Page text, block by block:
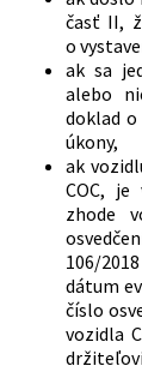
časť II,
o
ak sa
alebo
doklad
úkony,
ak
COC,
zhode
106/
dátum
číslo
vozidla